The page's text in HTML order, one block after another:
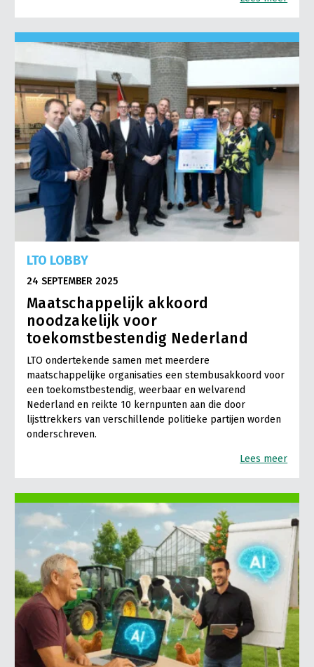
LTO LOBBY
24 SEPTEMBER 2025
Maatschappelijk akkoord
noodzakelijk voor
toekomstbestendig Nederland
LTO ondertekende samen met meerdere
maatschappelijke organisaties een stembusakkoord voor
een toekomstbestendig, weerbaar en welvarend
Nederland en reikte 10 kernpunten aan die door
lijsttrekkers van verschillende politieke partijen worden
onderschreven.
Lees meer